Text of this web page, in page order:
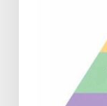
Paddyhatova
pyramida